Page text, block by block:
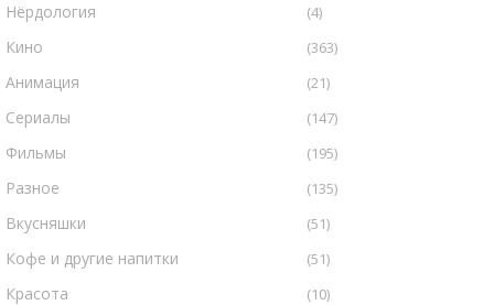
Нёрдология (4)
Кино (363)
Анимация (21)
Сериалы (147)
Фильмы (195)
Разное (135)
Вкусняшки (51)
Кофе и другие напитки (51)
Красота (10)